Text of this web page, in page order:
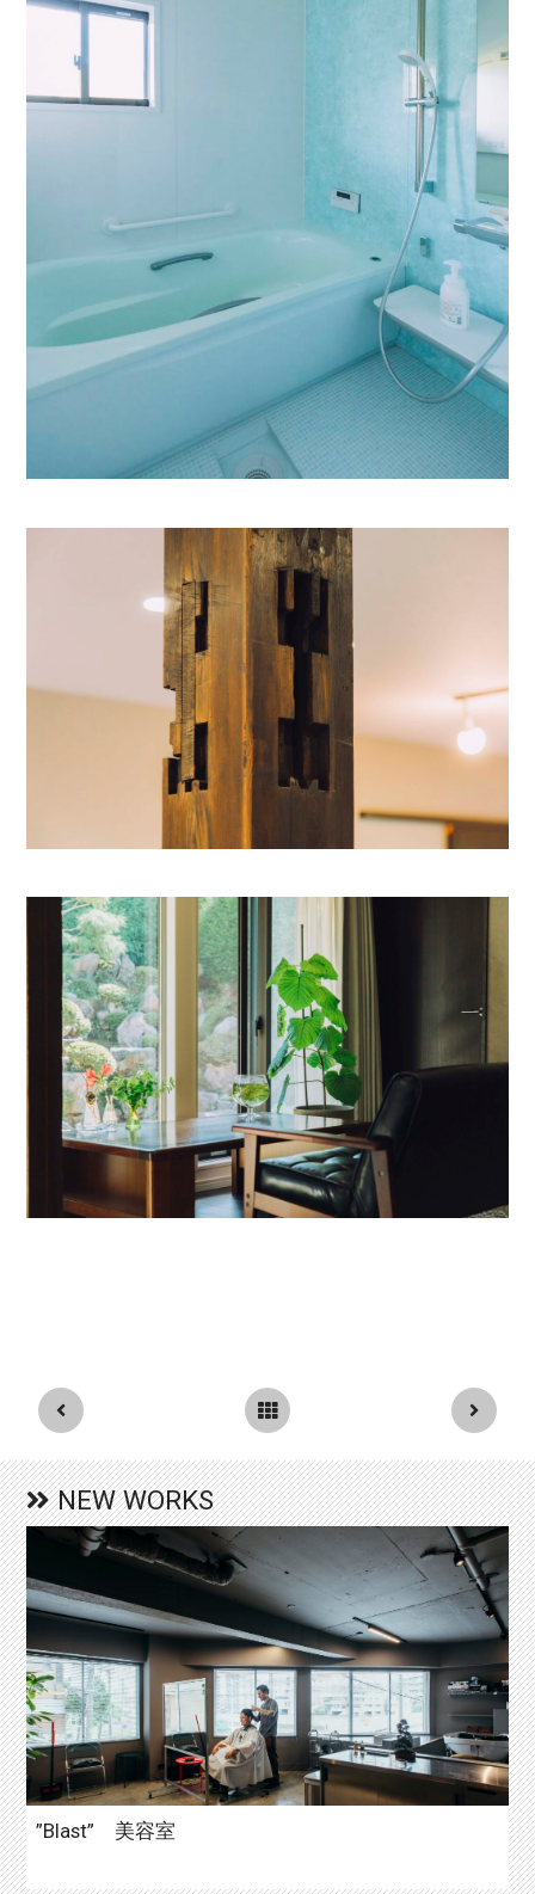
NEW WORKS
”Blast” 美容室